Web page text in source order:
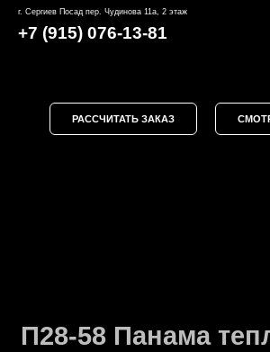
Перейти
г. Сергиев Посад пер. Чудинова 11а, 2 этаж
+7 (915) 076-13-81
РАССЧИТАТЬ ЗАКАЗ
П28-58 Панама